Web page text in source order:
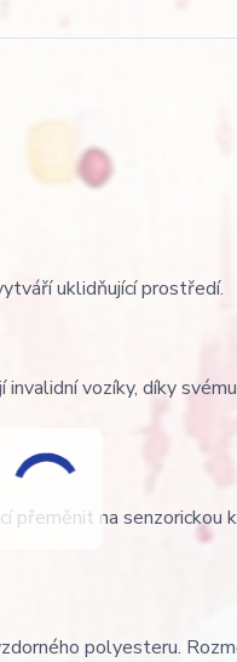
uklidňující prostředí.
vozíky, díky
přeměnit na senzorickou
polyesteru.